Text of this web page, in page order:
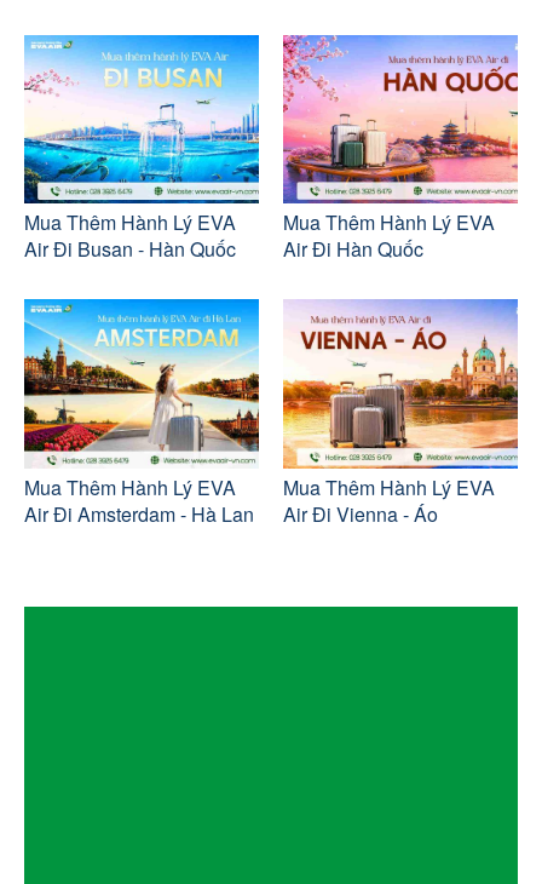
Mua Thêm Hành Lý EVA
Air Đi Busan - Hàn Quốc
Mua Thêm Hành Lý EVA
Air Đi Hàn Quốc
Mua Thêm Hành Lý EVA
Air Đi Amsterdam - Hà Lan
Mua Thêm Hành Lý EVA
Air Đi Vienna - Áo